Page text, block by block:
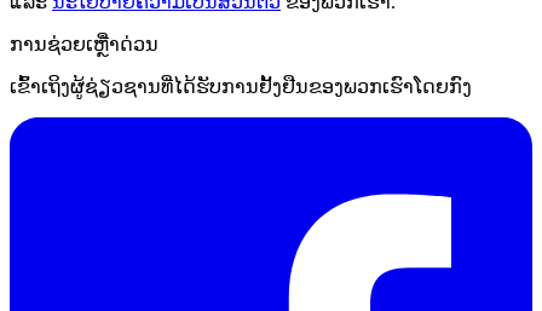
ການຊ່ວຍເຫຼືໍາດ່ວນ
ເຂົ້າເຖິງຜູ້ຊ່ຽວຊານທີ່ໄດ້ຮັບການຢັ້ງຢືນຂອງພວກເຮົາໂດຍກົງ